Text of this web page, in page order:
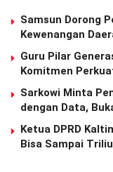
Samsun Dorong
Kewenangan
Guru Pilar
Komitmen
Sarkowi Minta
dengan Data,
Ketua DPRD
Bisa Sampai